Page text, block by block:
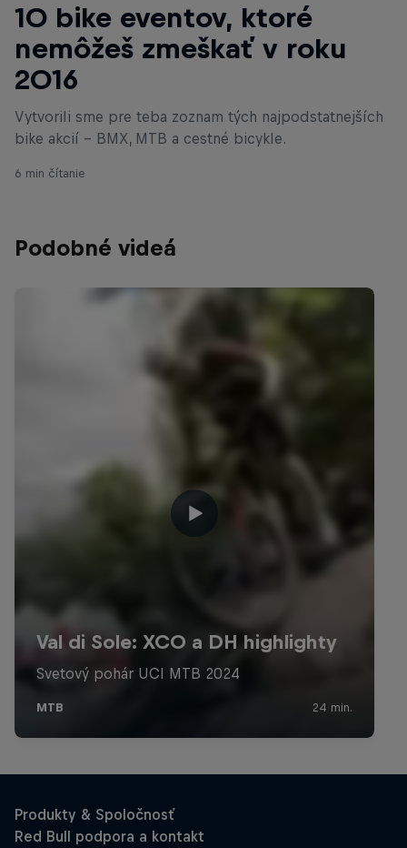
10 bike eventov, ktoré
nemôžeš zmeškať v roku
2016
Vytvorili sme pre teba zoznam tých najpodstatnejších
bike akcií - BMX, MTB a cestné bicykle.
6 min čítanie
Podobné videá